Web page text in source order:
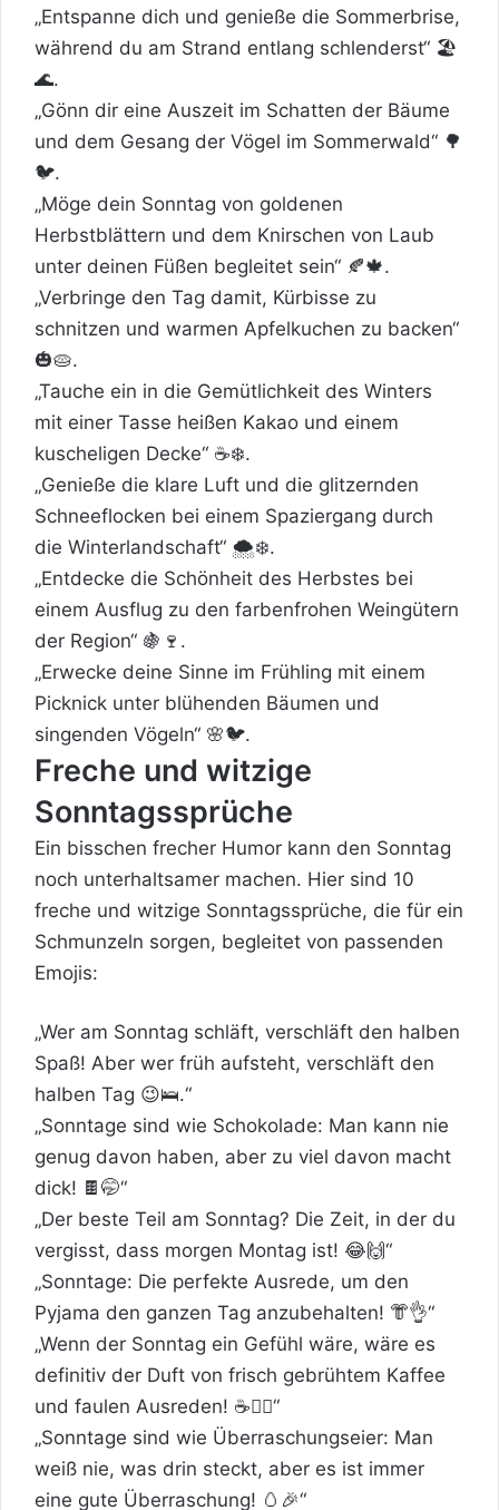
„Entspanne dich und genieße die Sommerbrise,
während du am Strand entlang schlenderst“ 🏖️
🌊.
„Gönn dir eine Auszeit im Schatten der Bäume
und dem Gesang der Vögel im Sommerwald“ 🌳
🐦.
„Möge dein Sonntag von goldenen
Herbstblättern und dem Knirschen von Laub
unter deinen Füßen begleitet sein“ 🍂🍁.
„Verbringe den Tag damit, Kürbisse zu
schnitzen und warmen Apfelkuchen zu backen“
🎃🥧.
„Tauche ein in die Gemütlichkeit des Winters
mit einer Tasse heißen Kakao und einem
kuscheligen Decke“ ☕❄️.
„Genieße die klare Luft und die glitzernden
Schneeflocken bei einem Spaziergang durch
die Winterlandschaft“ 🌨️❄️.
„Entdecke die Schönheit des Herbstes bei
einem Ausflug zu den farbenfrohen Weingütern
der Region“ 🍇🍷.
„Erwecke deine Sinne im Frühling mit einem
Picknick unter blühenden Bäumen und
singenden Vögeln“ 🌸🐦.
Freche und witzige
Sonntagssprüche
Ein bisschen frecher Humor kann den Sonntag
noch unterhaltsamer machen. Hier sind 10
freche und witzige Sonntagssprüche, die für ein
Schmunzeln sorgen, begleitet von passenden
Emojis:
„Wer am Sonntag schläft, verschläft den halben
Spaß! Aber wer früh aufsteht, verschläft den
halben Tag 😉🛌.“
„Sonntage sind wie Schokolade: Man kann nie
genug davon haben, aber zu viel davon macht
dick! 🍫🤭“
„Der beste Teil am Sonntag? Die Zeit, in der du
vergisst, dass morgen Montag ist! 😂🙌“
„Sonntage: Die perfekte Ausrede, um den
Pyjama den ganzen Tag anzubehalten! 👘👌“
„Wenn der Sonntag ein Gefühl wäre, wäre es
definitiv der Duft von frisch gebrühtem Kaffee
und faulen Ausreden! ☕🤷‍♂️“
„Sonntage sind wie Überraschungseier: Man
weiß nie, was drin steckt, aber es ist immer
eine gute Überraschung! 🥚🎉“